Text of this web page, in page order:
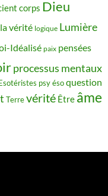
corps Dieu
la vérité logique Lumière
Idéalisé paix pensées
processus mentaux
psy ésoquestion
Terrevérité Être âme